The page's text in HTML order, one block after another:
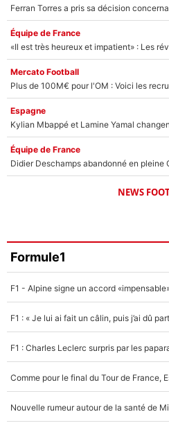
Équipe de France
Mercato Football
Espagne
Équipe de France
NEWS
Formule1